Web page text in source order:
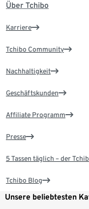
Über Tchibo
Karriere
Tchibo Community
Nachhaltigkeit
Geschäftskunden
Affiliate Programm
Presse
5 Tassen täglich – der
Tchibo Blog
Unsere beliebtesten